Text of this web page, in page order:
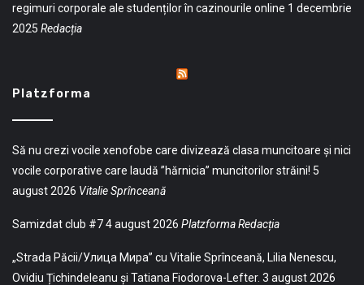
regimuri corporale ale studenților în cazinourile online 1 decembrie
2025 Redacția
Platzforma
Să nu crezi vocile xenofobe care divizează clasa muncitoare și nici
vocile corporative care laudă ”hărnicia” muncitorilor străini! 5
august 2026 Vitalie Sprînceană
Samizdat club #74 august 2026 Platzforma Redacția
„Strada Păcii/Улица Мира” cu Vitalie Sprînceană, Lilia Nenescu,
Ovidiu Țichindeleanu și Tatiana Fiodorova-Lefter. 3 august 2026